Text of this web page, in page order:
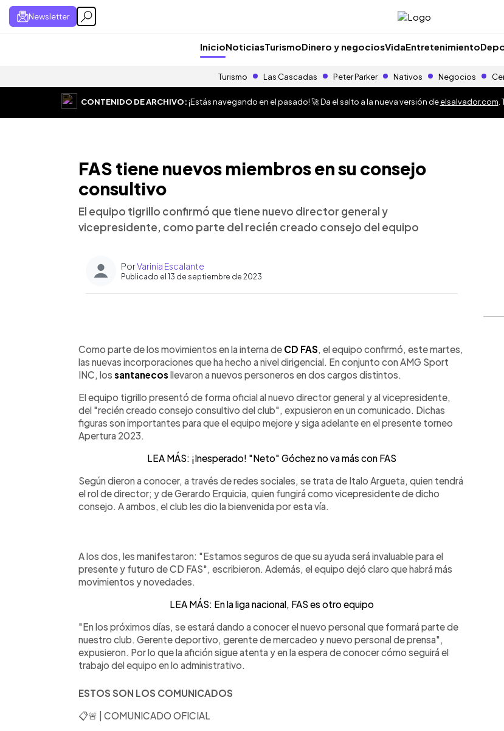
Newsletter
InicioNoticiasTurismoDinero y negociosVidaEntretenimiento
Turismo Las Cascadas Peter Parker Nativos Negocios
CONTENIDO DE ARCHIVO:¡Estás navegando en el pasado! 🚀 Da el salto a la nueva versión deelsalvador.com
FAS tiene nuevos miembros en su consejo
consultivo
El equipo tigrillo confirmó que tiene nuevo director general y
vicepresidente, como parte del recién creado consejo del equipo
PorVarinia Escalante
Publicado el 13 de septiembre de 2023
► Escuchar artículo
Como parte de los movimientos en la interna de CD FAS, el equipo confirmó, este martes,
las nuevas incorporaciones que ha hecho a nivel dirigencial. En conjunto con AMG Sport
INC, los santanecos llevaron a nuevos personeros en dos cargos distintos.
El equipo tigrillo presentó de forma oficial al nuevo director general y al vicepresidente,
del "recién creado consejo consultivo del club", expusieron en un comunicado. Dichas
figuras son importantes para que el equipo mejore y siga adelante en el presente torneo
Apertura 2023.
LEA MÁS: ¡Inesperado! "Neto" Góchez no va más con FAS
Según dieron a conocer, a través de redes sociales, se trata de Italo Argueta, quien tendrá
el rol de director; y de Gerardo Erquicia, quien fungirá como vicepresidente de dicho
consejo. A ambos, el club les dio la bienvenida por esta vía.
A los dos, les manifestaron: "Estamos seguros de que su ayuda será invaluable para el
presente y futuro de CD FAS", escribieron. Además, el equipo dejó claro que habrá más
movimientos y novedades.
LEA MÁS: En la liga nacional, FAS es otro equipo
"En los próximos días, se estará dando a conocer el nuevo personal que formará parte de
nuestro club. Gerente deportivo, gerente de mercadeo y nuevo personal de prensa",
expusieron. Por lo que la afición sigue atenta y en la espera de conocer cómo seguirá el
trabajo del equipo en lo administrativo.
ESTOS SON LOS COMUNICADOS
📋🚨 | COMUNICADO OFICIAL